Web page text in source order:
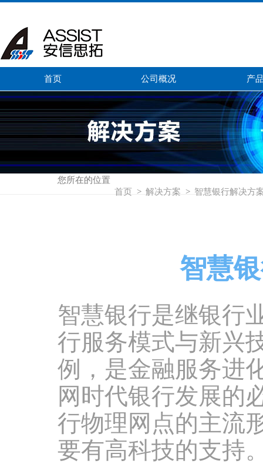
首页 公司概况 产
您所在的位置 首页 > 解决方案 > 智慧银行解决方
智慧
智慧银行是继银行
行服务模式与新兴
例，是金融服务进
网时代银行发展的
行物理网点的主流
要有高科技的支持